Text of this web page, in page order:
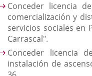
Conceder licencia
comercialización y
servicios sociales en
Carrascal".
Conceder licencia
instalación de